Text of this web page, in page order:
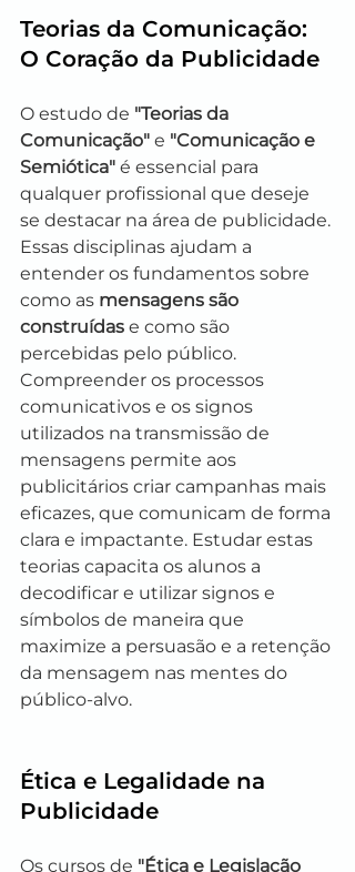
Teorias da Comunicação:
O Coração da Publicidade
O estudo de "Teorias da
Comunicação" e "Comunicação e
Semiótica" é essencial para
qualquer profissional que deseje
se destacar na área de publicidade.
Essas disciplinas ajudam a
entender os fundamentos sobre
como as mensagens são
construídas e como são
percebidas pelo público.
Compreender os processos
comunicativos e os signos
utilizados na transmissão de
mensagens permite aos
publicitários criar campanhas mais
eficazes, que comunicam de forma
clara e impactante. Estudar estas
teorias capacita os alunos a
decodificar e utilizar signos e
símbolos de maneira que
maximize a persuasão e a retenção
da mensagem nas mentes do
público-alvo.
Ética e Legalidade na
Publicidade
Os cursos de "Ética e Legislação